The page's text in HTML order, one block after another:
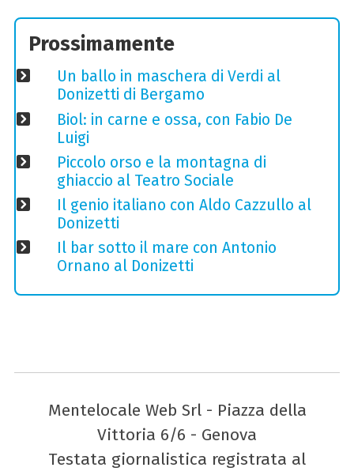
Prossimamente
Un ballo in maschera di Verdi al
Donizetti di Bergamo
Biol: in carne e ossa, con Fabio De
Luigi
Piccolo orso e la montagna di
ghiaccio al Teatro Sociale
Il genio italiano con Aldo Cazzullo al
Donizetti
Il bar sotto il mare con Antonio
Ornano al Donizetti
Mentelocale Web Srl - Piazza della
Vittoria 6/6 - Genova
Testata giornalistica registrata al